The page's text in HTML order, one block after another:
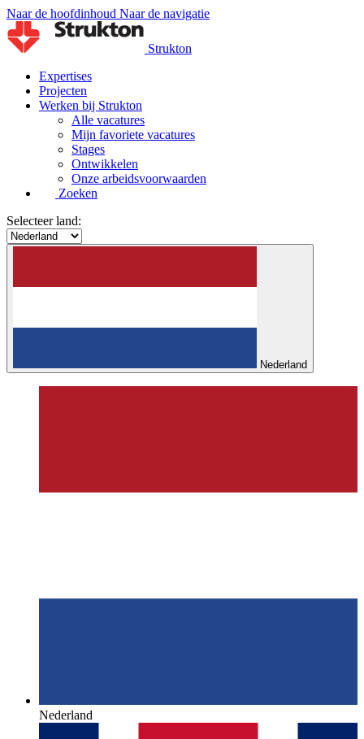
Naar de hoofdinhoud Naar de navigatie
Strukton
Expertises
Projecten
Werken bij Strukton
Alle vacatures
Mijn favoriete vacatures
Stages
Ontwikkelen
Onze arbeidsvoorwaarden
Zoeken
Selecteer land:
Nederland
Nederland